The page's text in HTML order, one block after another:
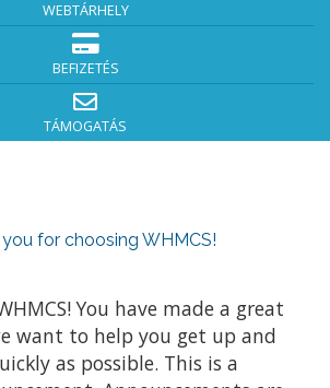
WEBTÁRHELY
BEFIZETÉS
TÁMOGATÁS
for choosing WHMCS!
You have made a great
want to help you get up and
as possible. This is a